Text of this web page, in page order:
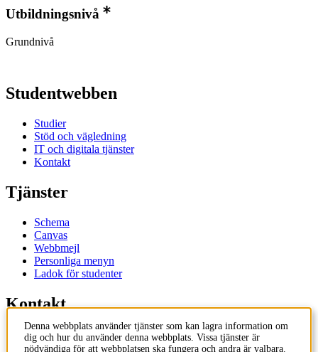
Utbildningsnivå
Grundnivå
Studentwebben
Studier
Stöd och vägledning
IT och digitala tjänster
Kontakt
Tjänster
Schema
Canvas
Webbmejl
Personliga menyn
Ladok för studenter
Kontakt
Kontakta utbildningsprogram
Kontakta kurs
Denna webbplats använder tjänster som kan lagra information om
dig och hur du använder denna webbplats. Vissa tjänster är
nödvändiga för att webbplatsen ska fungera och andra är valbara.